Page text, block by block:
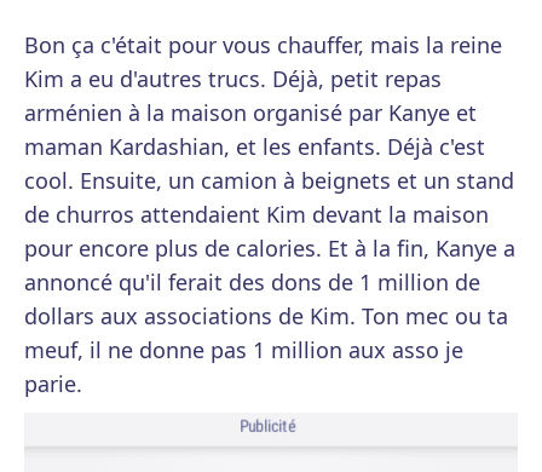
Bon ça c'était pour vous chauffer, mais la reine
Kim a eu d'autres trucs. Déjà, petit repas
arménien à la maison organisé par Kanye et
maman Kardashian, et les enfants. Déjà c'est
cool. Ensuite, un camion à beignets et un stand
de churros attendaient Kim devant la maison
pour encore plus de calories. Et à la fin, Kanye a
annoncé qu'il ferait des dons de 1 million de
dollars aux associations de Kim. Ton mec ou ta
meuf, il ne donne pas 1 million aux asso je
parie.
Publicité